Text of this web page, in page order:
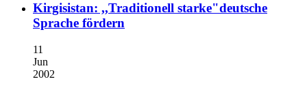
Kirgisistan: ,,Traditionell starke"deutsche
Sprache fördern
11
Jun
2002